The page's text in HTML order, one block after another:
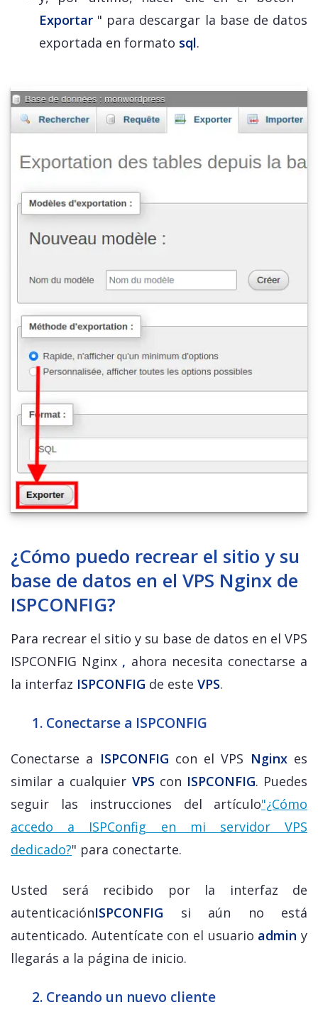
Exportar " para descargar la base de datos
exportada en formato sql.
¿Cómo puedo recrear el sitio y su
base de datos en el VPS Nginx de
ISPCONFIG?
Para recrear el sitio y su base de datos en el VPS
ISPCONFIG Nginx , ahora necesita conectarse a
la interfaz ISPCONFIG de este VPS.
1. Conectarse a ISPCONFIG
Conectarse a ISPCONFIG con el VPS Nginxes
similar a cualquier VPS con ISPCONFIG. Puedes
seguir las instrucciones del artículo"¿Cómo
accedo a ISPConfig en mi servidor VPS
dedicado?" para conectarte.
Usted será recibido por la interfaz de
autenticaciónISPCONFIG si aún no está
autenticado. Autentícate con el usuario admin y
llegarás a la página de inicio.
2. Creando un nuevo cliente